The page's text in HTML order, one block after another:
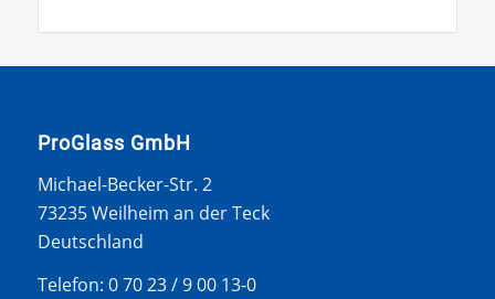
ProGlass GmbH
Michael-Becker-Str. 2
73235 Weilheim an der Teck
Deutschland
Telefon: 0 70 23 / 9 00 13-0